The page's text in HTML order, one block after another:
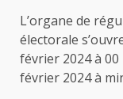
L’organe de
électorale
février 2024 à
février 2024 à